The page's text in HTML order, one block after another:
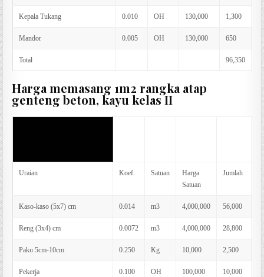
Kepala Tukang 0.010 OH 130,000 1,300
Mandor 0.005 OH 130,000 650
Total 96,350
Harga memasang 1m2 rangka atap
genteng beton, kayu kelas II
Uraian Koef. Satuan
Harga
Satuan
Jumlah
Kaso-kaso (5x7) cm 0.014 m3 4,000,000 56,000
Reng (3x4) cm 0.0072 m3 4,000,000 28,800
Paku 5cm-10cm 0.250 Kg 10,000 2,500
Pekerja 0.100 OH 100,000 10,000